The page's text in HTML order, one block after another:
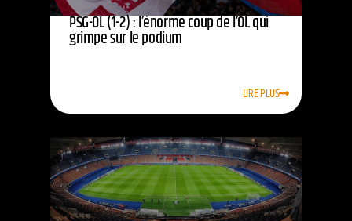
PSG-OL (1-2) : l’énorme coup de l’OL qui
grimpe sur le podium
LIRE PLUS